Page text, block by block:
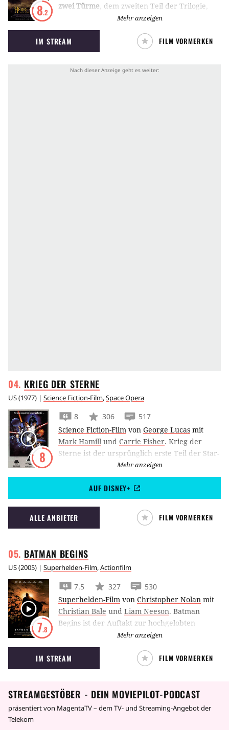
8.2
zwei Türme, dem zweiten Teil der Trilogie,
erhebt sich der Zauberer Saruman gegen die
Bewohner von Mittelerde mit seiner Armee
der Uruk-Hai.
Mehr anzeigen
IM STREAM FILM VORMERKEN
KRIEG DER STERNE
US(1977) | Science Fiction-Film,Space Opera
8
8 306
517
Science Fiction-Film von George Lucas mit
Mark Hamill und Carrie Fisher. Krieg der
Sterne ist der ursprünglich erste Teil der Star-
Wars-Trilogie, die Geschichte von Luke
Skywalker, Han Solo und Prinzession Leia und
definierte 1977 den Begriff des Fan-Seins neu.
Mehr anzeigen
AUF DISNEY+
ALLE ANBIETER FILM VORMERKEN
BATMAN BEGINS
US(2005) | Superhelden-Film,Actionfilm
7.8
7.5 327
530
Superhelden-Film von Christopher Nolan mit
Christian Bale und Liam Neeson. Batman
Begins ist der Auftakt zur hochgelobten
Batman-Trilogie von Christopher Nolan mit
Christian Bale in der Rolle des dunklen Ritters.
Mehr anzeigen
IM STREAM FILM VORMERKEN
STREAMGESTÖBER - DEIN MOVIEPILOT-PODCAST
präsentiert von MagentaTV – dem TV- und Streaming-Angebot der
Telekom